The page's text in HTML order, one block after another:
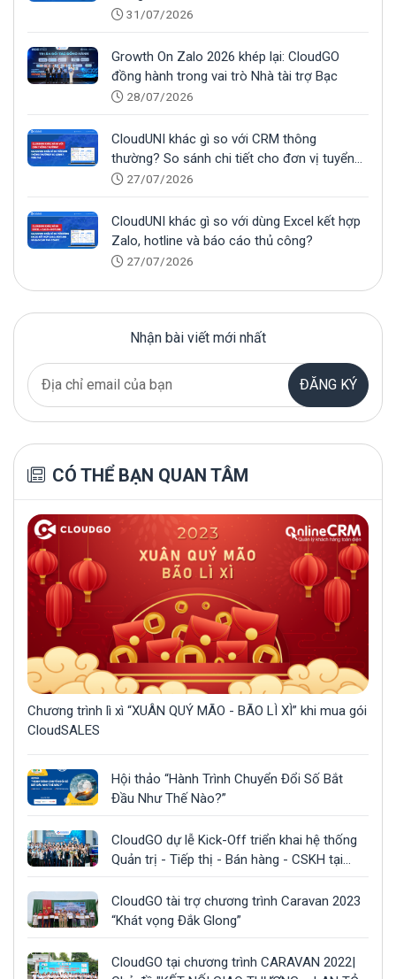
31/07/2026
Growth On Zalo 2026 khép lại: CloudGO
đồng hành trong vai trò Nhà tài trợ Bạc
28/07/2026
CloudUNI khác gì so với CRM thông
thường? So sánh chi tiết cho đơn vị tuyển
sinh27/07/2026
CloudUNI khác gì so với dùng Excel kết hợp
Zalo, hotline và báo cáo thủ công?
27/07/2026
Nhận bài viết mới nhất
ĐĂNG KÝ
CÓ THỂ BẠN QUAN TÂM
Chương trình lì xì “XUÂN QUÝ MÃO - BÃO LÌ XÌ” khi mua gói
CloudSALES
Hội thảo “Hành Trình Chuyển Đổi Số Bắt
Đầu Như Thế Nào?”
CloudGO dự lễ Kick-Off triển khai hệ thống
Quản trị - Tiếp thị - Bán hàng - CSKH tại
CloudGO tài trợ chương trình Caravan 2023
“Khát vọng Đắk Glong”
CloudGO tại chương trình CARAVAN 2022|